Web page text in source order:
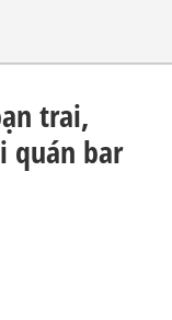
trai,
quán bar